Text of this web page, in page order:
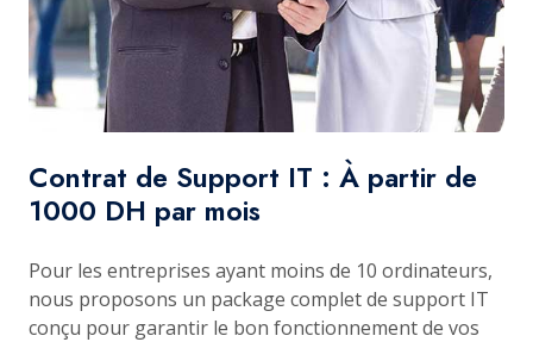
Contrat de Support IT : À partir de
1000 DH par mois
Pour les entreprises ayant moins de 10 ordinateurs,
nous proposons un package complet de support IT
conçu pour garantir le bon fonctionnement de vos